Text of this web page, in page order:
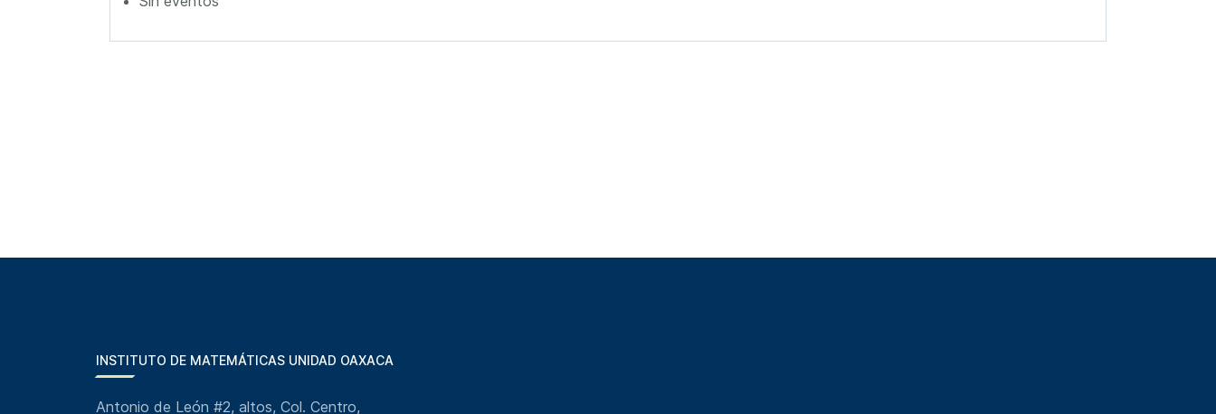
INSTITUTO DE MATEMÁTICAS UNIDAD OAXACA
Antonio de León #2, altos, Col. Centro,